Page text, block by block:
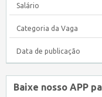
Salário
Categoria da Vaga
Data de publicação
Baixe nosso APP